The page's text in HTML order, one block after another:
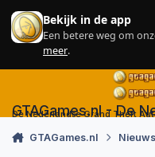
Skip to content
Bekijk in de app
Een betere weg om
meer.
GTAGames.nl - De
De Nederlandse Grand Theft
GTAGames.nl Nieuws